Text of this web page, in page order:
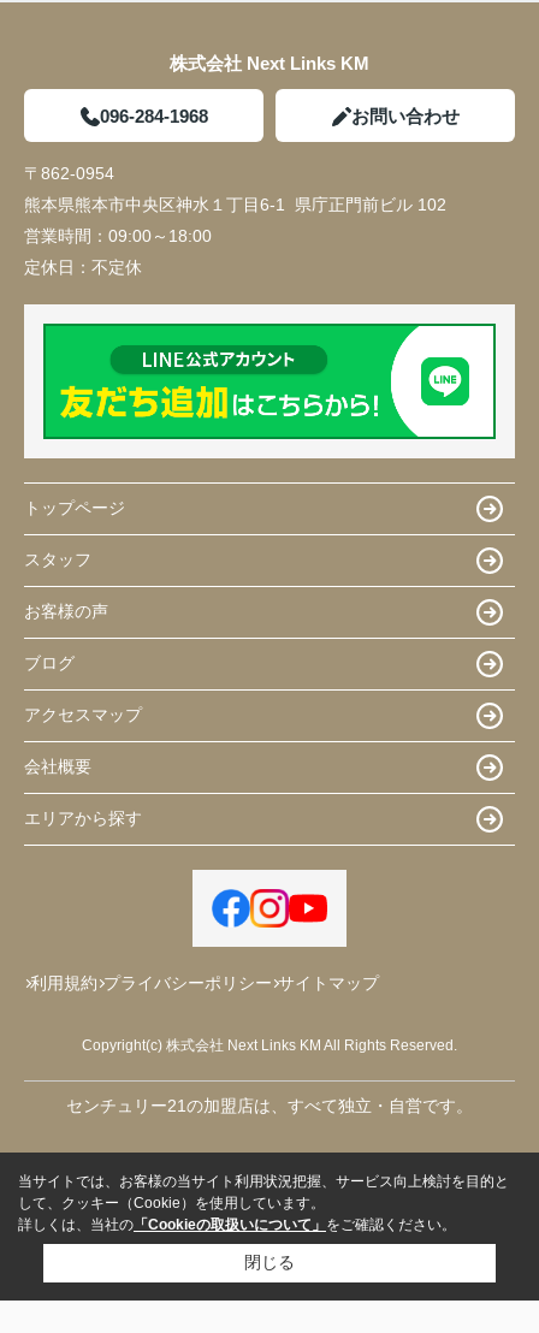
株式会社 Next Links KM
096-284-1968 お問い合わせ
〒862-0954
熊本県熊本市中央区神水１丁目6-1 県庁正門前ビル 102
営業時間： 09:00～18:00
定休日： 不定休
トップページ
スタッフ
お客様の声
ブログ
アクセスマップ
会社概要
エリアから探す
利用規約 プライバシーポリシー サイトマップ
Copyright(c) 株式会社 Next Links KM All Rights Reserved.
センチュリー21の加盟店は、すべて独立・自営です。
当サイトでは、お客様の当サイト利用状況把握、サービス向上検討を目的と
して、クッキー（Cookie）を使用しています。
詳しくは、当社の 「Cookieの取扱いについて」 をご確認ください。
閉じる